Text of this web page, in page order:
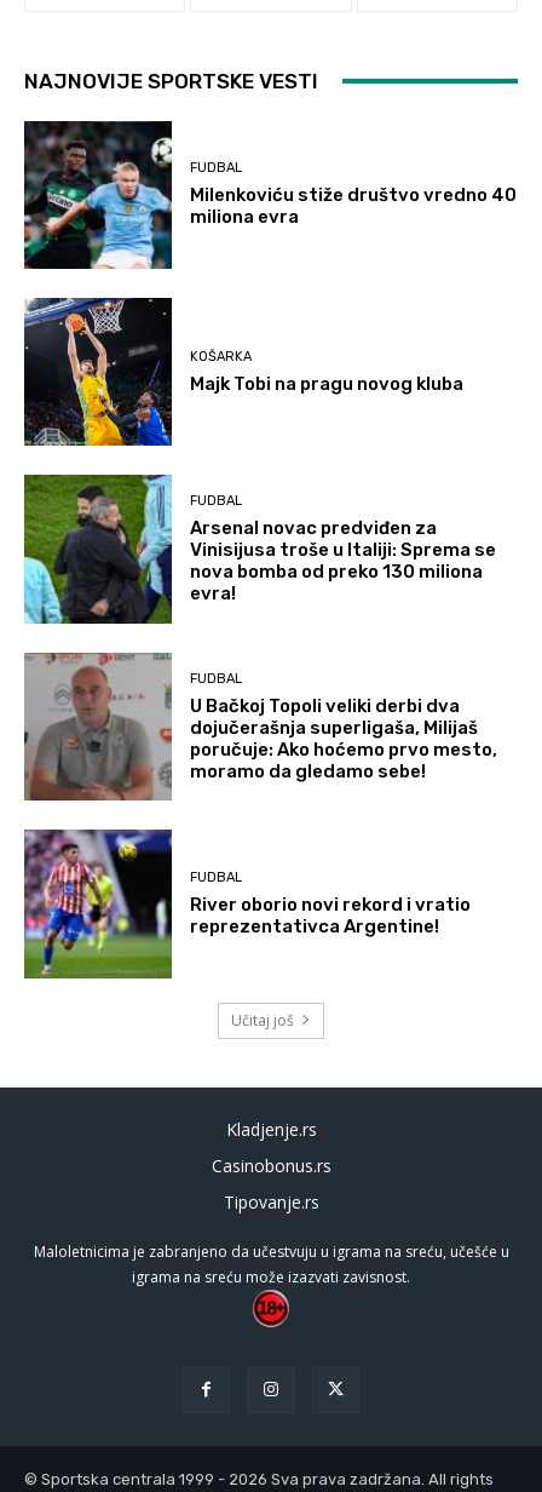
NAJNOVIJE SPORTSKE VESTI
FUDBAL
Milenkoviću stiže društvo vredno 40
miliona evra
KOŠARKA
Majk Tobi na pragu novog kluba
FUDBAL
Arsenal novac predviđen za
Vinisijusa troše u Italiji: Sprema se
nova bomba od preko 130 miliona
evra!
FUDBAL
U Bačkoj Topoli veliki derbi dva
dojučerašnja superligaša, Milijaš
poručuje: Ako hoćemo prvo mesto,
moramo da gledamo sebe!
FUDBAL
River oborio novi rekord i vratio
reprezentativca Argentine!
Učitaj još
Kladjenje.rs
Casinobonus.rs
Tipovanje.rs
Maloletnicima je zabranjeno da učestvuju u igrama na sreću, učešće u
igrama na sreću može izazvati zavisnost.
© Sportska centrala 1999 - 2026 Sva prava zadržana. All rights